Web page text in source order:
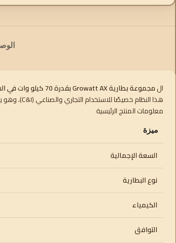
المجموعة بطارية Growatt AX بقدرة 70 كيلو وات في الساعة لـ WIT
هذا النظام خصيصًا للاستخدام التجاري والصناعي (C&I)، وهو يتكامل بسلاسة مع محولات Growatt الهجينة من سلسلة WIT ثلاثية المراحل.
معلومات المنتج الرئيسية
ميزة
السعة الإجمالية
نوع البطارية
الكيمياء
التوافق